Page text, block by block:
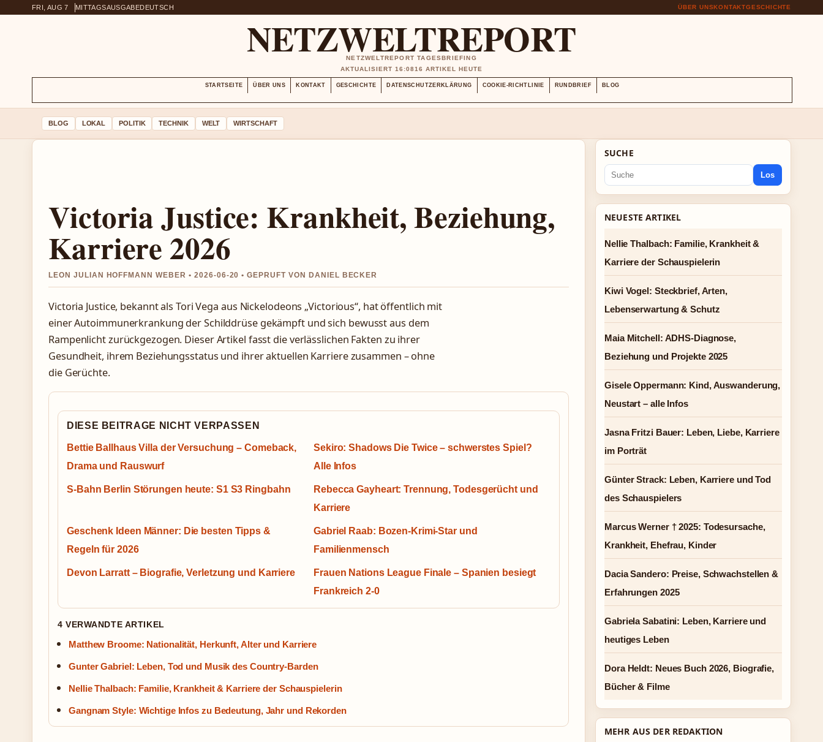
FRI, AUG 7 MITTAGSAUSGABEDEUTSCH ÜBER UNSKONTAKTGESCHICHTE
NETZWELTREPORT
NETZWELTREPORT TAGESBRIEFING
AKTUALISIERT 16:0816 ARTIKEL HEUTE
STARTSEITE ÜBER UNS KONTAKT GESCHICHTE DATENSCHUTZERKLÄRUNG COOKIE-RICHTLINIE RUNDBRIEF BLOG
BLOG LOKAL POLITIK TECHNIK WELT WIRTSCHAFT
Victoria Justice: Krankheit, Beziehung,
Karriere 2026
LEON JULIAN HOFFMANN WEBER • 2026-06-20 • GEPRUFT VON DANIEL BECKER
Victoria Justice, bekannt als Tori Vega aus Nickelodeons „Victorious“, hat öffentlich mit
einer Autoimmunerkrankung der Schilddrüse gekämpft und sich bewusst aus dem
Rampenlicht zurückgezogen. Dieser Artikel fasst die verlässlichen Fakten zu ihrer
Gesundheit, ihrem Beziehungsstatus und ihrer aktuellen Karriere zusammen – ohne
die Gerüchte.
DIESE BEITRAGE NICHT VERPASSEN
Bettie Ballhaus Villa der Versuchung – Comeback,
Drama und Rauswurf
Sekiro: Shadows Die Twice – schwerstes Spiel?
Alle Infos
S-Bahn Berlin Störungen heute: S1 S3 Ringbahn
Rebecca Gayheart: Trennung, Todesgerücht und
Karriere
Geschenk Ideen Männer: Die besten Tipps &
Regeln für 2026
Gabriel Raab: Bozen-Krimi-Star und
Familienmensch
Devon Larratt – Biografie, Verletzung und Karriere
Frauen Nations League Finale – Spanien besiegt
Frankreich 2-0
4 VERWANDTE ARTIKEL
Matthew Broome: Nationalität, Herkunft, Alter und Karriere
Gunter Gabriel: Leben, Tod und Musik des Country-Barden
Nellie Thalbach: Familie, Krankheit & Karriere der Schauspielerin
Gangnam Style: Wichtige Infos zu Bedeutung, Jahr und Rekorden
SUCHE
Los
NEUESTE ARTIKEL
Nellie Thalbach: Familie, Krankheit &
Karriere der Schauspielerin
Kiwi Vogel: Steckbrief, Arten,
Lebenserwartung & Schutz
Maia Mitchell: ADHS-Diagnose,
Beziehung und Projekte 2025
Gisele Oppermann: Kind, Auswanderung,
Neustart – alle Infos
Jasna Fritzi Bauer: Leben, Liebe, Karriere
im Porträt
Günter Strack: Leben, Karriere und Tod
des Schauspielers
Marcus Werner † 2025: Todesursache,
Krankheit, Ehefrau, Kinder
Dacia Sandero: Preise, Schwachstellen &
Erfahrungen 2025
Gabriela Sabatini: Leben, Karriere und
heutiges Leben
Dora Heldt: Neues Buch 2026, Biografie,
Bücher & Filme
MEHR AUS DER REDAKTION